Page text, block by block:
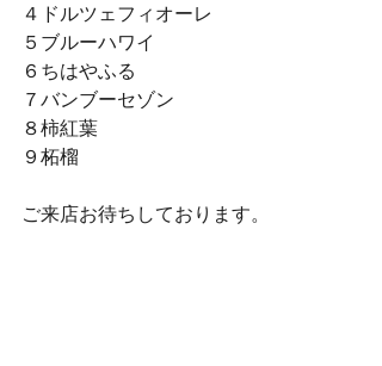
４ドルツェフィオーレ
５ブルーハワイ
６ちはやふる
７バンブーセゾン
８柿紅葉
９柘榴
ご来店お待ちしております。